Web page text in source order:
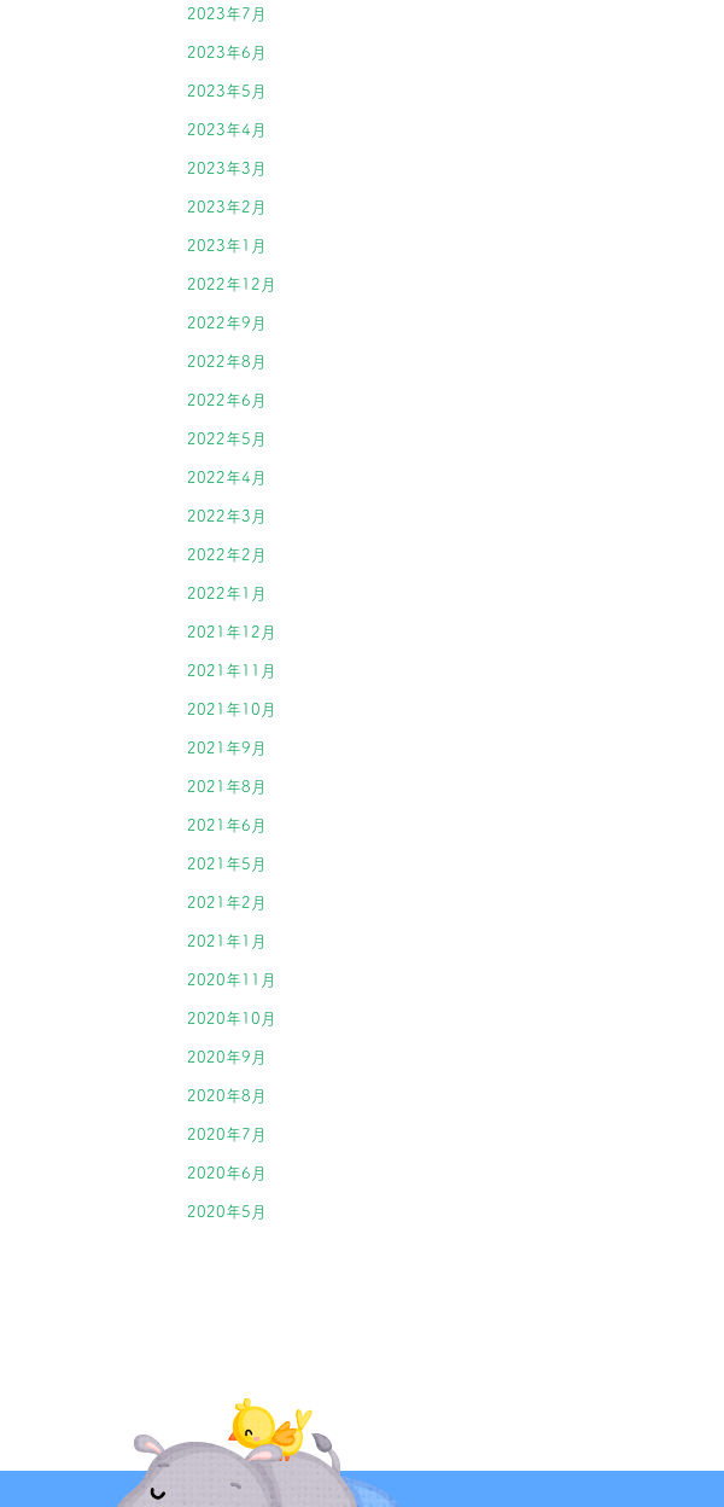
2023年7月
2023年6月
2023年5月
2023年4月
2023年3月
2023年2月
2023年1月
2022年12月
2022年9月
2022年8月
2022年6月
2022年5月
2022年4月
2022年3月
2022年2月
2022年1月
2021年12月
2021年11月
2021年10月
2021年9月
2021年8月
2021年6月
2021年5月
2021年2月
2021年1月
2020年11月
2020年10月
2020年9月
2020年8月
2020年7月
2020年6月
2020年5月